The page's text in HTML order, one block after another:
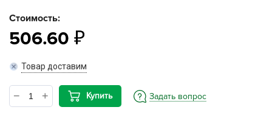
Стоимость:
506.60
Товар доставим
Купить Задать вопрос